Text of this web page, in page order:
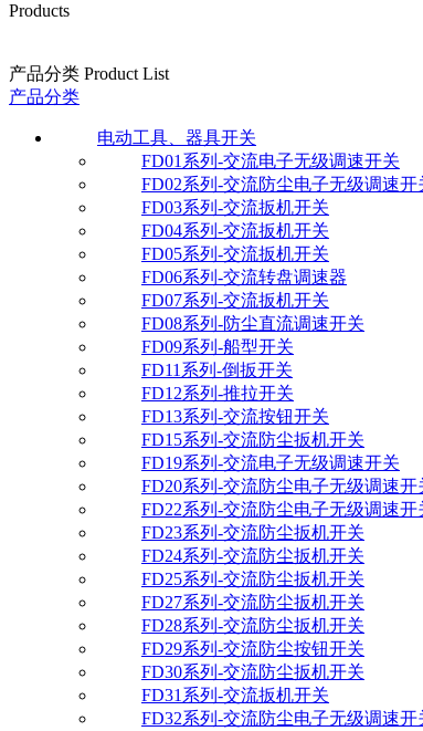
Products
产品分类 Product List
产品分类
电动工具、器具开关
FD01系列-交流电子无级调速开关
FD02系列-交流防尘电子无级调速开
FD03系列-交流扳机开关
FD04系列-交流扳机开关
FD05系列-交流扳机开关
FD06系列-交流转盘调速器
FD07系列-交流扳机开关
FD08系列-防尘直流调速开关
FD09系列-船型开关
FD11系列-倒扳开关
FD12系列-推拉开关
FD13系列-交流按钮开关
FD15系列-交流防尘扳机开关
FD19系列-交流电子无级调速开关
FD20系列-交流防尘电子无级调速开
FD22系列-交流防尘电子无级调速开
FD23系列-交流防尘扳机开关
FD24系列-交流防尘扳机开关
FD25系列-交流防尘扳机开关
FD27系列-交流防尘扳机开关
FD28系列-交流防尘扳机开关
FD29系列-交流防尘按钮开关
FD30系列-交流防尘扳机开关
FD31系列-交流扳机开关
FD32系列-交流防尘电子无级调速开